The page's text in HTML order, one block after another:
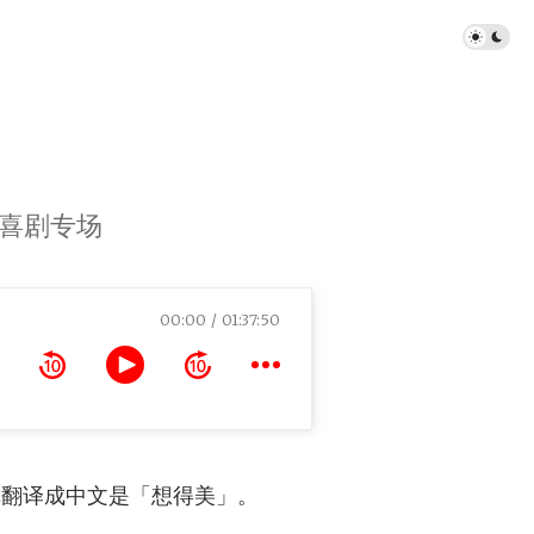
剧专场
00:00 01:37:50
译成中文是「想得美」。